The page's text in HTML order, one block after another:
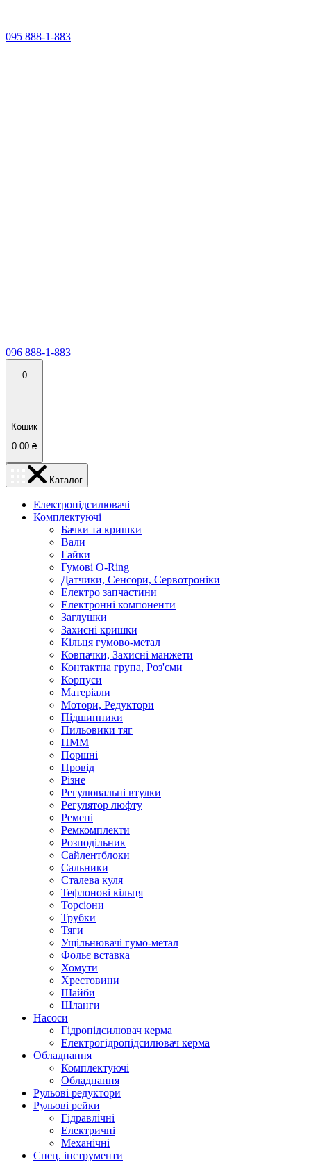
095 888-1-883
096 888-1-883
0
Кошик
0.00 ₴
Каталог
Електропідсилювачі
Комплектуючі
Бачки та кришки
Вали
Гайки
Гумові O-Ring
Датчики, Сенсори, Сервотроніки
Електро запчастини
Електронні компоненти
Заглушки
Захисні кришки
Кільця гумово-метал
Ковпачки, Захисні манжети
Контактна група, Роз'єми
Корпуси
Матеріали
Мотори, Редуктори
Підшипники
Пильовики тяг
ПММ
Поршні
Провід
Різне
Регулювальні втулки
Регулятор люфту
Ремені
Ремкомплекти
Розподільник
Сайлентблоки
Сальники
Сталева куля
Тефлонові кільця
Торсіони
Трубки
Тяги
Ущільнювачі гумо-метал
Фольє вставка
Хомути
Хрестовини
Шайби
Шланги
Насоси
Гідропідсилювач керма
Електрогідропідсилювач керма
Обладнання
Комплектуючі
Обладнання
Рульові редуктори
Рульові рейки
Гідравлічні
Електричні
Механічні
Спец. інструменти